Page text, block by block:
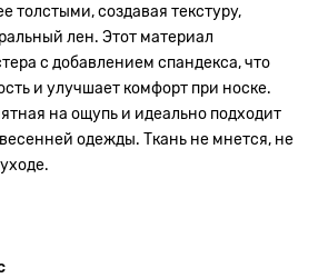
толстыми, создавая текстуру,
лен. Этот материал
с добавлением спандекса, что
и улучшает комфорт при носке.
на ощупь и идеально подходит
одежды. Ткань не мнется, не